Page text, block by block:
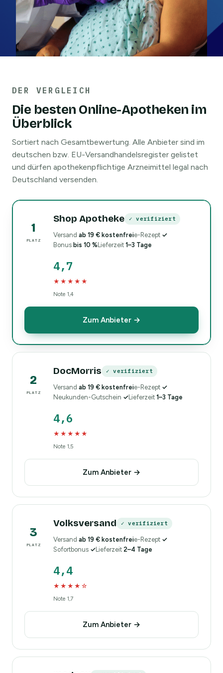
DER VERGLEICH
Die besten Online-Apotheken im
Überblick
Sortiert nach Gesamtbewertung. Alle Anbieter sind im
deutschen bzw. EU-Versandhandelsregister gelistet
und dürfen apothekenpflichtige Arzneimittel legal nach
Deutschland versenden.
1
PLATZ
Shop Apotheke ✓ verifiziert
Versand ab 19 € kostenfreie-Rezept ✓
Bonus bis 10 %Lieferzeit 1–3 Tage
4,7
★★★★★
Note 1,4
Zum Anbieter →
2
PLATZ
DocMorris ✓ verifiziert
Versand ab 19 € kostenfreie-Rezept ✓
Neukunden-Gutschein ✓Lieferzeit 1–3 Tage
4,6
★★★★★
Note 1,5
Zum Anbieter →
3
PLATZ
Volksversand ✓ verifiziert
Versand ab 19 € kostenfreie-Rezept ✓
Sofortbonus ✓Lieferzeit 2–4 Tage
4,4
★★★★☆
Note 1,7
Zum Anbieter →